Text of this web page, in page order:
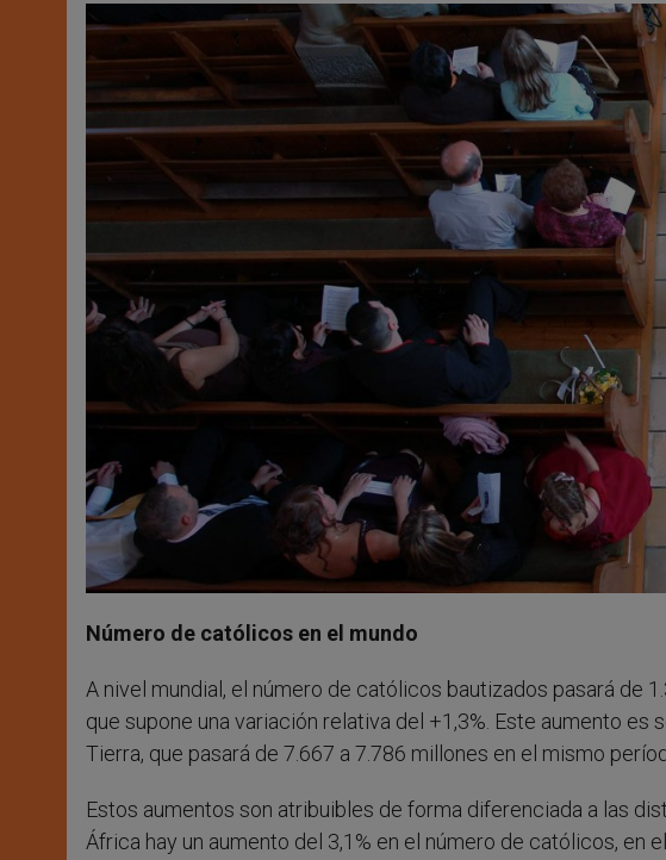
Número de católicos en el mundo
A nivel mundial, el número de católicos bautizados pasará de
que supone una variación relativa del +1,3%. Este aumento
Tierra, que pasará de 7.667 a 7.786 millones en el mismo
Estos aumentos son atribuibles de forma diferenciada a las
África hay un aumento del 3,1% en el número de católicos, en